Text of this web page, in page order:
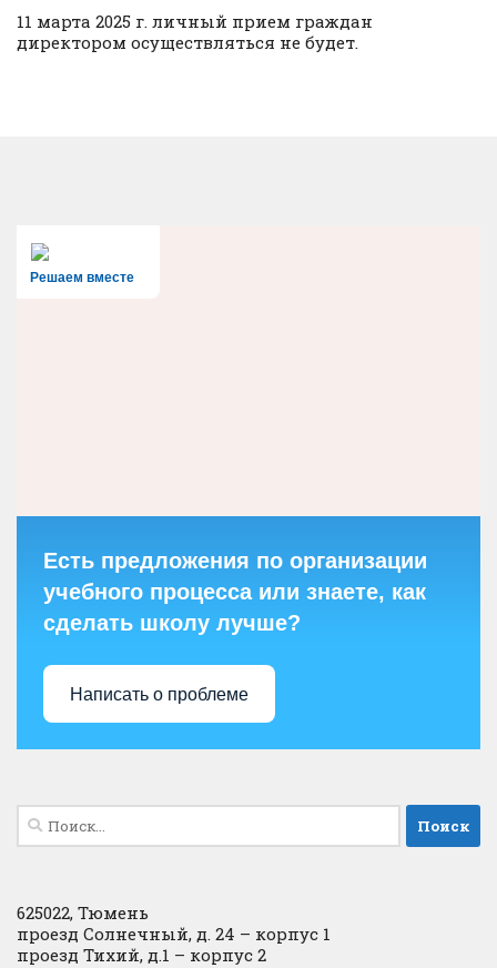
11 марта 2025 г. личный прием граждан
директором осуществляться не будет.
Решаем вместе
Есть предложения по организации
учебного процесса или знаете, как
сделать школу лучше?
Написать о проблеме
Найти:
625022, Тюмень
проезд Солнечный, д. 24 – корпус 1
проезд Тихий, д.1 – корпус 2